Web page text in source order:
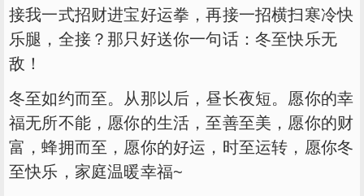
接我一式招财进宝好运拳，再接一招横扫寒冷快
乐腿，全接？那只好送你一句话：冬至快乐无
敌！
冬至如约而至。从那以后，昼长夜短。愿你的幸
福无所不能，愿你的生活，至善至美，愿你的财
富，蜂拥而至，愿你的好运，时至运转，愿你冬
至快乐，家庭温暖幸福~